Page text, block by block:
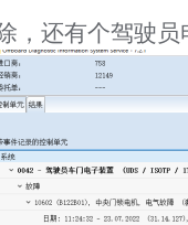
，还有个驾驶